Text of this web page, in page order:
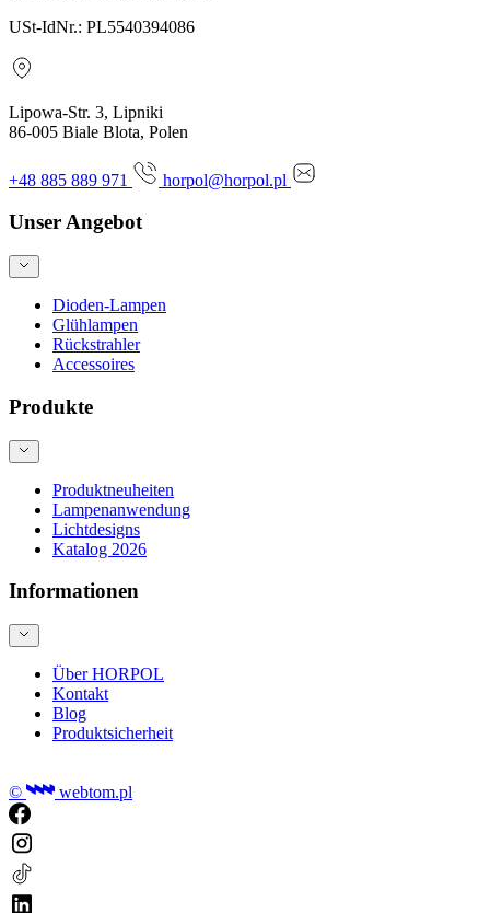
USt-IdNr.: PL5540394086
Lipowa-Str. 3, Lipniki
86-005 Biale Blota, Polen
+48 885 889 971 horpol@horpol.pl
Unser Angebot
Dioden-Lampen
Glühlampen
Rückstrahler
Accessoires
Produkte
Produktneuheiten
Lampenanwendung
Lichtdesigns
Katalog 2026
Informationen
Über HORPOL
Kontakt
Blog
Produktsicherheit
© webtom.pl